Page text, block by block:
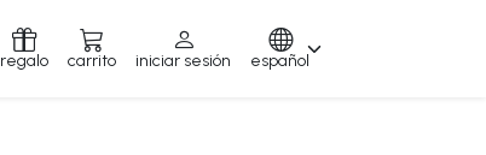
regalo carrito iniciar sesión español